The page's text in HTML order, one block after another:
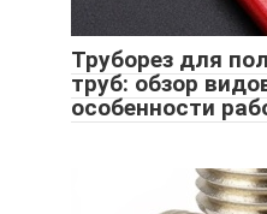
Труборез для
труб: обзор
особенности